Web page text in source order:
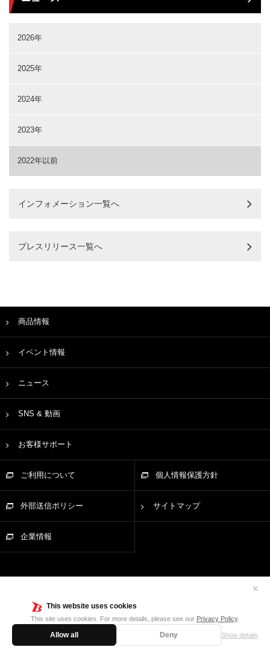
This website uses cookies
This site uses cookies. For more details, please see our Privacy Policy.
Allow all Deny Show details
✕
2026年
2025年
2024年
2023年
2022年以前
インフォメーション一覧へ
プレスリリース一覧へ
商品情報
イベント情報
ニュース
SNS & 動画
お客様サポート
ご利用について 個人情報保護方針
外部送信ポリシー サイトマップ
企業情報